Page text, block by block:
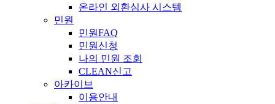
온라인 외환심사 시스템
민원
민원FAQ
민원신청
나의 민원 조회
CLEAN신고
아카이브
이용안내